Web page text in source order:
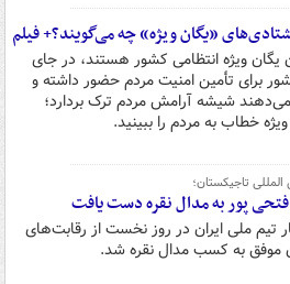
«یگان ویژه» چه می‌گویند؟+ فیلم
یگان ویژه انتظامی کشور هستند، در جای
برای تأمین امنیت مردم حضور داشته و
شیشه آرامش مردم ترک بردارد؛
خطاب به مردم را ببینید.
المللی تاجیکستان؛
پور به مدال نقره دست یافت
تیم ملی ایران در روز نخست از رقابت‌های
موفق به کسب مدال نقره شد.